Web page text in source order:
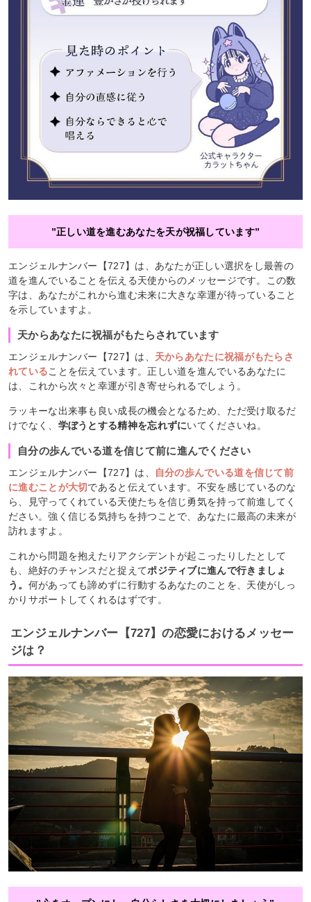
”正しい道を進むあなたを天が祝福しています”
エンジェルナンバー【727】は、あなたが正しい選択をし最善の
道を進んでいることを伝える天使からのメッセージです。この数
字は、あなたがこれから進む未来に大きな幸運が待っていること
を示していますよ。
天からあなたに祝福がもたらされています
エンジェルナンバー【727】は、 天からあなたに祝福がもたらさ
れていることを伝えています。正しい道を進んでいるあなたに
は、これから次々と幸運が引き寄せられるでしょう。
ラッキーな出来事も良い成長の機会となるため、ただ受け取るだ
けでなく、 学ぼうとする精神を忘れずにいてくださいね。
自分の歩んでいる道を信じて前に進んでください
エンジェルナンバー【727】は、
自分の歩んでいる道を信じて前
に進むことが大切であると伝えています。不安を感じているのな
ら、見守ってくれている天使たちを信じ勇気を持って前進してく
ださい。強く信じる気持ちを持つことで、あなたに最高の未来が
訪れますよ。
これから問題を抱えたりアクシデントが起こったりしたとして
も、絶好のチャンスだと捉えてポジティブに進んで行きましょ
う。 何があっても諦めずに行動するあなたのことを、天使がしっ
かりサポートしてくれるはずです。
エンジェルナンバー【727】の恋愛におけるメッセー
ジは？